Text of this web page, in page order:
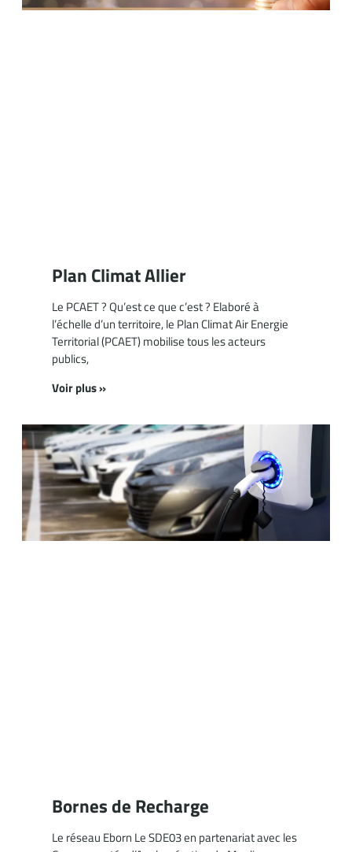
Plan Climat Allier
Le PCAET ? Qu’est ce que c’est ? Elaboré à
l’échelle d’un territoire, le Plan Climat Air Energie
Territorial (PCAET) mobilise tous les acteurs
publics,
Voir plus »
Bornes de Recharge
Le réseau Eborn Le SDE03 en partenariat avec les